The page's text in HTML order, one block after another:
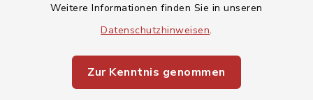
Weitere Informationen finden Sie in unseren
Datenschutzhinweisen.
Zur Kenntnis genommen
Datenschutz
Sitemap